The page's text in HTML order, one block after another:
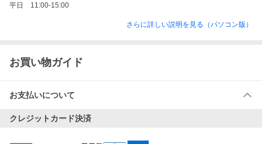
平日　11:00-15:00
さらに詳しい説明を見る（パソコン版）
お買い物ガイド
お支払いについて
クレジットカード決済